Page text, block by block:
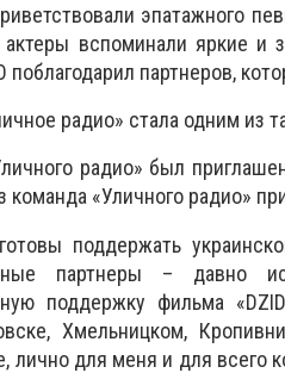
эпатажного
актеры вспоминали яркие и
поблагодарил партнеров,
радио» стала одним из
радио» был
команда «Уличного радио»
поддержать
партнеры – давно
поддержку фильма
Хмельницком,
лично для меня и для всего